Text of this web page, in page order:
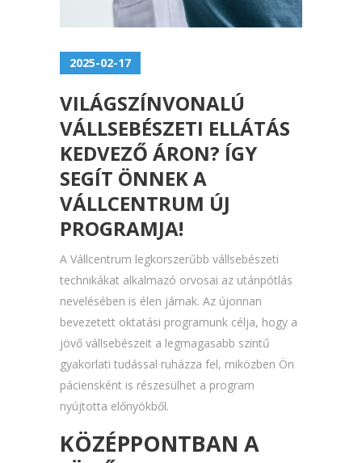
2025-02-17
VILÁGSZÍNVONALÚ
VÁLLSEBÉSZETI ELLÁTÁS
KEDVEZŐ ÁRON? ÍGY
SEGÍT ÖNNEK A
VÁLLCENTRUM ÚJ
PROGRAMJA!
A Vállcentrum legkorszerűbb vállsebészeti
technikákat alkalmazó orvosai az utánpótlás
nevelésében is élen járnak. Az újonnan
bevezetett oktatási programunk célja, hogy a
jövő vállsebészeit a legmagasabb szintű
gyakorlati tudással ruházza fel, miközben Ön
páciensként is részesülhet a program
nyújtotta előnyökből.
KÖZÉPPONTBAN A